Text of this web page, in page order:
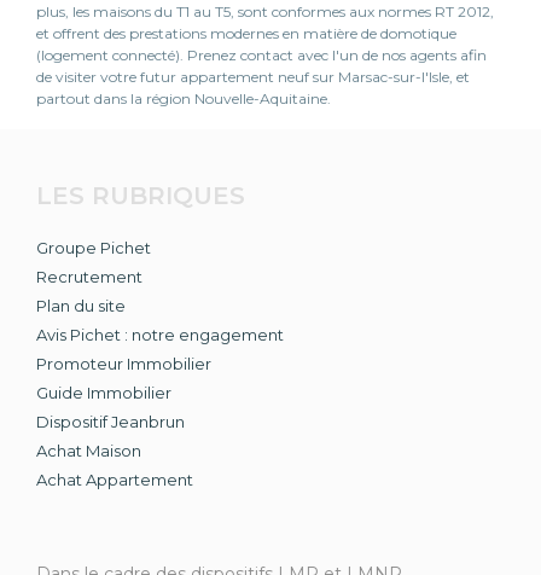
plus, les maisons du T1 au T5, sont conformes aux normes RT 2012,
et offrent des prestations modernes en matière de domotique
(logement connecté). Prenez contact avec l'un de nos agents afin
de visiter votre futur appartement neuf sur Marsac-sur-l'Isle, et
partout dans la région Nouvelle-Aquitaine.
LES RUBRIQUES
Groupe Pichet
Recrutement
Plan du site
Avis Pichet : notre engagement
Promoteur Immobilier
Guide Immobilier
Dispositif Jeanbrun
Achat Maison
Achat Appartement